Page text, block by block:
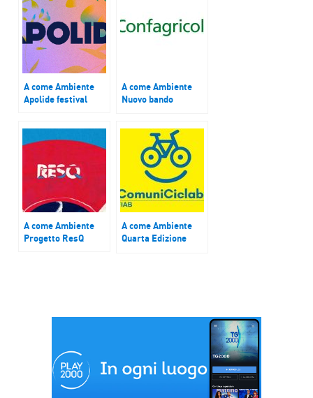
A come Ambiente
Apolide festival
A come Ambiente
Nuovo bando
euro per finanziare
progetti di
agricoltura sociale
A come Ambiente
Progetto ResQ
A come Ambiente
Quarta Edizione